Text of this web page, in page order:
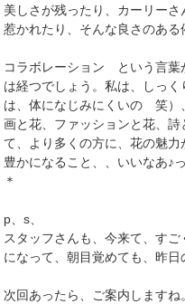
美しさが残ったり、カーリー
惹かれたり、そんな良さのある
コラボレーション という言葉
は経つでしょう。私は、しっ
は、体になじみにくいの 笑）
画と花、ファッションと花、
て、より多くの方に、花の魅
豊かになること、、いいなあ♪
＊
p、s、
スタッフさんも、今来て、す
になって、朝目覚めても、昨日
次回あったら、ご案内しますね